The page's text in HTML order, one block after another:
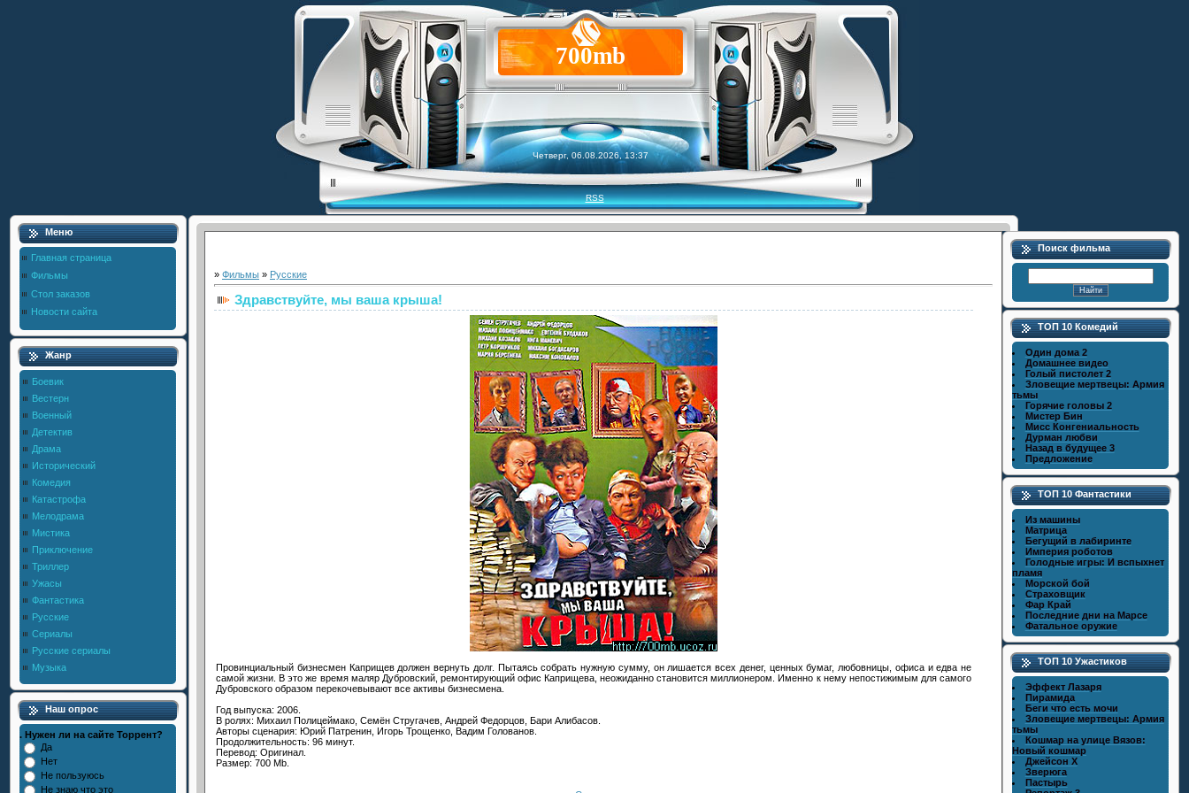
700mb
Четверг, 06.08.2026, 13:37
RSS
Меню
Главная страница
Фильмы
Стол заказов
Новости сайта
Жанр
Боевик
Вестерн
Военный
Детектив
Драма
Исторический
Комедия
Катастрофа
Мелодрама
Мистика
Приключение
Триллер
Ужасы
Фантастика
Русские
Сериалы
Русские сериалы
Музыка
Наш опрос
. Нужен ли на сайте Торрент?
Да
Нет
Не пользуюсь
Не знаю что это
» Фильмы » Русские
Здравствуйте, мы ваша крыша!
Провинциальный бизнесмен Каприщев должен вернуть долг. Пытаясь собрать нужную сумму, он лишается всех денег, ценных бумаг, любовницы, офиса и едва не
самой жизни. В это же время маляр Дубровский, ремонтирующий офис Каприщева, неожиданно становится миллионером. Именно к нему непостижимым для самого
Дубровского образом перекочевывают все активы бизнесмена.
Год выпуска: 2006.
В ролях: Михаил Полицеймако, Семён Стругачев, Андрей Федорцов, Бари Алибасов.
Авторы сценария: Юрий Патренин, Игорь Трощенко, Вадим Голованов.
Продолжительность: 96 минут.
Перевод: Оригинал.
Размер: 700 Mb.
Поиск фильма
ТОП 10 Комедий
Один дома 2
Домашнее видео
Голый пистолет 2
Зловещие мертвецы: Армия
тьмы
Горячие головы 2
Мистер Бин
Мисс Конгениальность
Дурман любви
Назад в будущее 3
Предложение
ТОП 10 Фантастики
Из машины
Матрица
Бегущий в лабиринте
Империя роботов
Голодные игры: И вспыхнет
пламя
Морской бой
Страховщик
Фар Край
Последние дни на Марсе
Фатальное оружие
ТОП 10 Ужастиков
Эффект Лазаря
Пирамида
Беги что есть мочи
Зловещие мертвецы: Армия
тьмы
Кошмар на улице Вязов:
Новый кошмар
Джейсон X
Зверюга
Пастырь